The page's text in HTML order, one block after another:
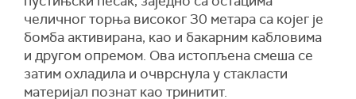
челичног торња високог 30 метара са којег је
бомба активирана, као и бакарним кабловима
и другом опремом. Ова истопљена смеша се
затим охладила и очврснула у стакласти
материјал познат као тринитит.